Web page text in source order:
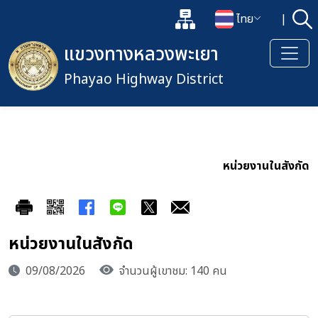
แผนผังเว็บไซต์
เปลี่ยนภาษา
ไทย | ค้
เปิดกล่องค้นหาข้อมูลหลักของเ
แขวงทางหลวงพะเยา
Phayao Highway District
หน่วยงานในสังกัด
หน่วยงานในสังกัด
09/08/2026 จำนวนผู้เขาชม: 140 คน